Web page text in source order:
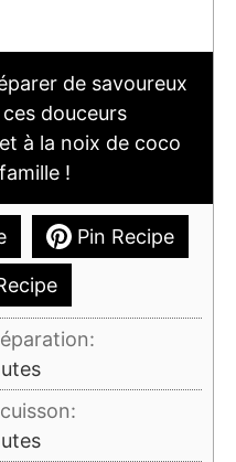
de savoureux
douceurs
à la noix de coco
!
Pin Recipe